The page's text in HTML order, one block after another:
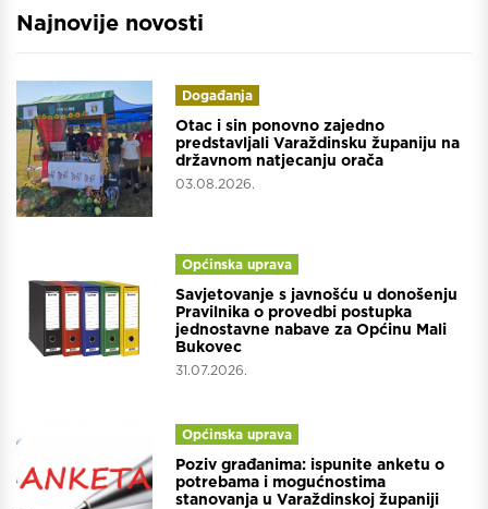
Najnovije novosti
Događanja
Otac i sin ponovno zajedno
predstavljali Varaždinsku županiju na
državnom natjecanju orača
03.08.2026.
Općinska uprava
Savjetovanje s javnošću u donošenju
Pravilnika o provedbi postupka
jednostavne nabave za Općinu Mali
Bukovec
31.07.2026.
Općinska uprava
Poziv građanima: ispunite anketu o
potrebama i mogućnostima
stanovanja u Varaždinskoj županiji